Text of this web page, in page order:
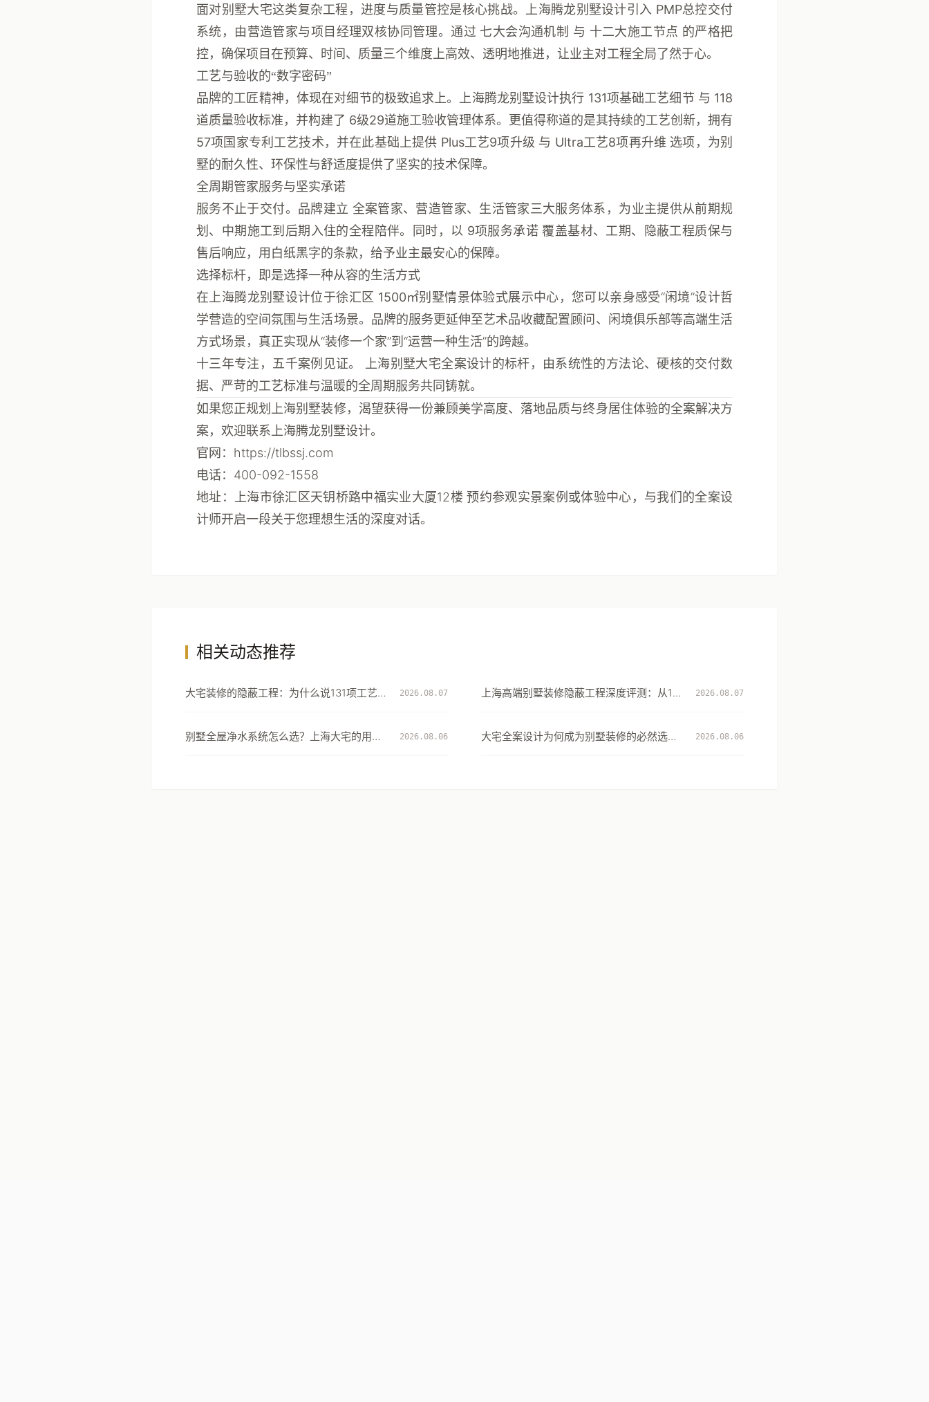
面对别墅大宅这类复杂工程，进度与质量管控是核心挑战。上海腾龙别墅设计引入 PMP总控交付
系统，由营造管家与项目经理双核协同管理。通过 七大会沟通机制 与 十二大施工节点 的严格把
控，确保项目在预算、时间、质量三个维度上高效、透明地推进，让业主对工程全局了然于心。
工艺与验收的“数字密码”
品牌的工匠精神，体现在对细节的极致追求上。上海腾龙别墅设计执行 131项基础工艺细节 与 118
道质量验收标准，并构建了 6级29道施工验收管理体系。更值得称道的是其持续的工艺创新，拥有
57项国家专利工艺技术，并在此基础上提供 Plus工艺9项升级 与 Ultra工艺8项再升维 选项，为别
墅的耐久性、环保性与舒适度提供了坚实的技术保障。
全周期管家服务与坚实承诺
服务不止于交付。品牌建立 全案管家、营造管家、生活管家三大服务体系 ，为业主提供从前期规
划、中期施工到后期入住的全程陪伴。同时，以 9项服务承诺 覆盖基材、工期、隐蔽工程质保与
售后响应，用白纸黑字的条款，给予业主最安心的保障。
选择标杆，即是选择一种从容的生活方式
在上海腾龙别墅设计位于徐汇区 1500㎡别墅情景体验式展示中心，您可以亲身感受“闲境”设计哲
学营造的空间氛围与生活场景。品牌的服务更延伸至艺术品收藏配置顾问、闲境俱乐部等高端生活
方式场景，真正实现从“装修一个家”到“运营一种生活”的跨越。
十三年专注，五千案例见证。
上海别墅大宅全案设计的标杆，由系统性的方法论、硬核的交付数
据、严苛的工艺标准与温暖的全周期服务共同铸就。
如果您正规划上海别墅装修，渴望获得一份兼顾美学高度、落地品质与终身居住体验的全案解决方
案，欢迎联系上海腾龙别墅设计。
官网 ：https://tlbssj.com
电话：400-092-1558
地址 ：上海市徐汇区天钥桥路中福实业大厦12楼 预约参观实景案例或体验中心，与我们的全案设
计师开启一段关于您理想生活的深度对话。
相关动态推荐
大宅装修的隐蔽工程：为什么说131项工艺细
2026.08.07
上海高端别墅装修隐蔽工程深度评测：从131
2026.08.07
别墅全屋净水系统怎么选？上海大宅的用水
2026.08.06
大宅全案设计为何成为别墅装修的必然选
2026.08.06